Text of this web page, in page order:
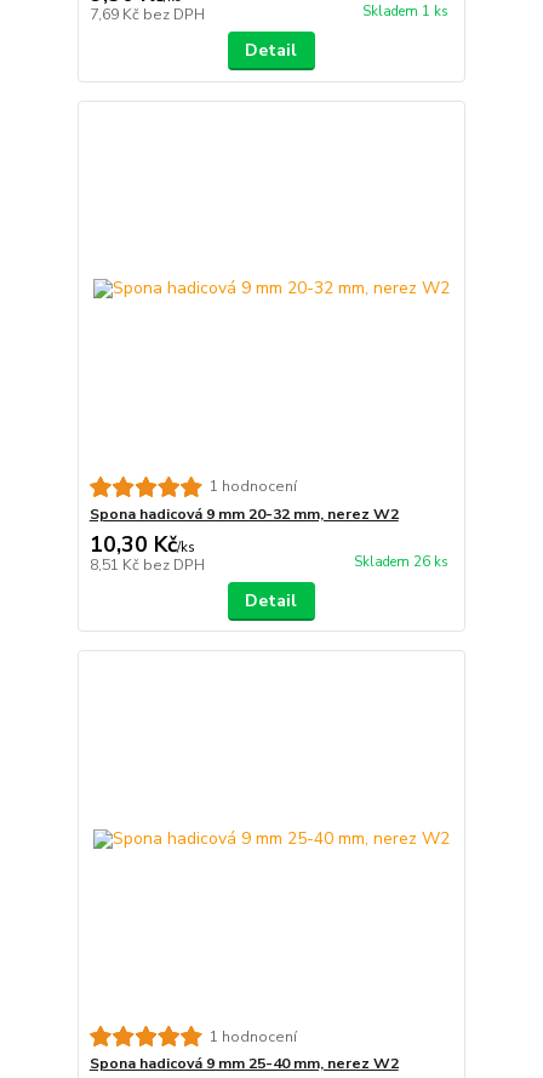
7,69 Kč bez DPH Skladem 1 ks
Detail
1 hodnocení
Spona hadicová 9 mm 20-32 mm, nerez W2
10,30 Kč/ks
8,51 Kč bez DPH Skladem 26 ks
Detail
1 hodnocení
Spona hadicová 9 mm 25-40 mm, nerez W2